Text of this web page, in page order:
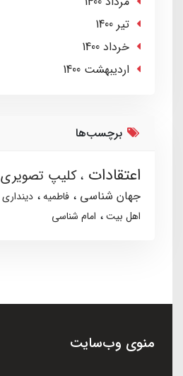
تير 1400
خرداد 1400
ارديبهشت 1400
برچسب‌ها
اعتقادات کلیپ تصویری
جهان شناسی
فاطمیه دینداری
اهل بیت
امام شناسی
منوی وب‌سایت